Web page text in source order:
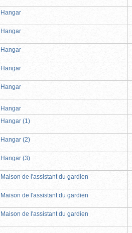
Hangar
Hangar
Hangar
Hangar
Hangar
Hangar
Hangar (1)
Hangar (2)
Hangar (3)
Maison de l'assistant du gardien
Maison de l'assistant du gardien
Maison de l'assistant du gardien